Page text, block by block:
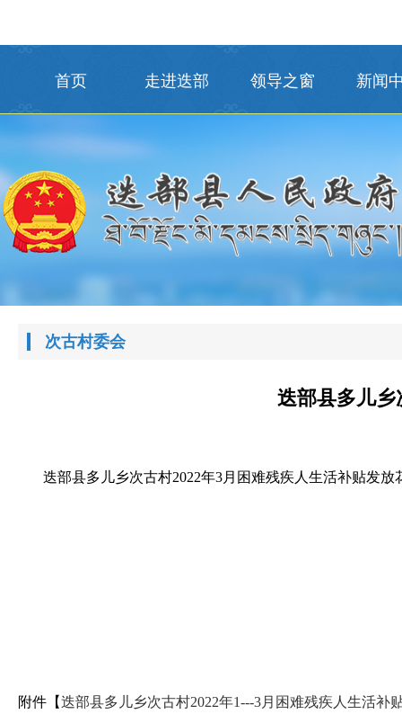
首页 走进迭部 领导之窗 新闻
次古村委会
迭部县多儿乡
迭部县多儿乡次古村2022年3月困难残疾人生活补贴发
附件【迭部县多儿乡次古村2022年1---3月困难残疾人生活补